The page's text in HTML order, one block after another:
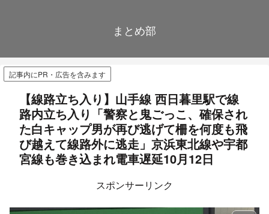
まとめ部
記事内にPR・広告を含みます
【線路立ち入り】山手線 西日暮里駅で線
路内立ち入り「警察と鬼ごっこ、確保され
た白キャップ男が再び逃げて柵を何度も飛
び越えて線路外に逃走」京浜東北線や宇都
宮線も巻き込まれ電車遅延10月12日
スポンサーリンク